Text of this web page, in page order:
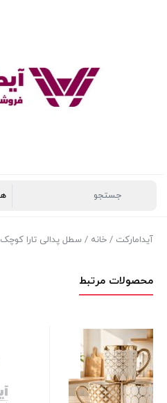
آیدامارکت / خانه / سطل پدالی تارا کوچک
محصولات مرتبط